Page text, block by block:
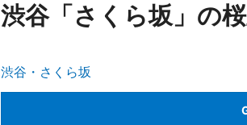
渋谷「さくら坂」の
渋谷・さくら坂